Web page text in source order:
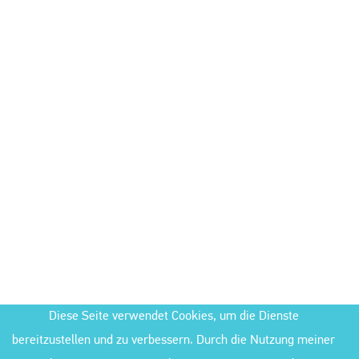
Diese Seite verwendet Cookies, um die Dienste
bereitzustellen und zu verbessern. Durch die Nutzung meiner